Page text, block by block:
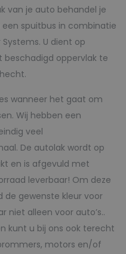
van je auto behandel je
spuitbus in combinatie
U dient op
beschadigd oppervlak te
wanneer het gaat om
Wij hebben een
veel
De autolak wordt op
en is afgevuld met
leverbaar! Om deze
de gewenste kleur voor
niet alleen voor auto’s..
kunt u bij ons ook terecht
motors en/of